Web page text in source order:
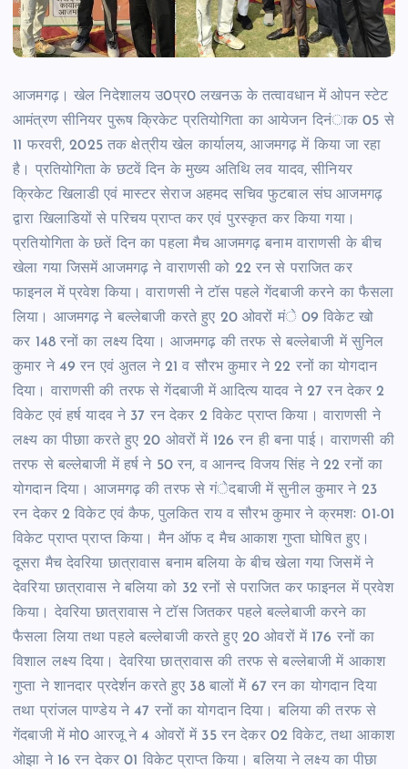
आजमगढ़। खेल निदेशालय उ0प्र0 लखनऊ के तत्वावधान में ओपन स्टेट
आमंत्रण सीनियर पुरूष क्रिकेट प्रतियोगिता का आयेजन दिनंाक 05 से
11 फरवरी, 2025 तक क्षेत्रीय खेल कार्यालय, आजमगढ़ में किया जा रहा
है। प्रतियोगिता के छटवें दिन के मुख्य अतिथि लव यादव, सीनियर
क्रिकेट खिलाडी एवं मास्टर सेराज अहमद सचिव फुटबाल संघ आजमगढ़
द्वारा खिलाडियों से परिचय प्राप्त कर एवं पुरस्कृत कर किया गया।
प्रतियोगिता के छतें दिन का पहला मैच आजमगढ़ बनाम वाराणसी के बीच
खेला गया जिसमें आजमगढ़ ने वाराणसी को 22 रन से पराजित कर
फाइनल में प्रवेश किया। वाराणसी ने टॉस पहले गेंदबाजी करने का फैसला
लिया। आजमगढ़ ने बल्लेबाजी करते हुए 20 ओवरों मंे 09 विकेट खो
कर 148 रनों का लक्ष्य दिया। आजमगढ़ की तरफ से बल्लेबाजी में सुनिल
कुमार ने 49 रन एवं अुतल ने 21 व सौरभ कुमार ने 22 रनों का योगदान
दिया। वाराणसी की तरफ से गेंदबाजी में आदित्य यादव ने 27 रन देकर 2
विकेट एवं हर्ष यादव ने 37 रन देकर 2 विकेट प्राप्त किया। वाराणसी ने
लक्ष्य का पीछाा करते हुए 20 ओवरों में 126 रन ही बना पाई। वाराणसी की
तरफ से बल्लेबाजी में हर्ष ने 50 रन, व आनन्द विजय सिंह ने 22 रनों का
योगदान दिया। आजमगढ़ की तरफ से गंेदबाजी में सुनील कुमार ने 23
रन देकर 2 विकेट एवं कैफ, पुलकित राय व सौरभ कुमार ने क्रमशः 01-01
विकेट प्राप्त प्राप्त किया। मैन ऑफ द मैच आकाश गुप्ता घोषित हुए।
दूसरा मैच देवरिया छात्रावास बनाम बलिया के बीच खेला गया जिसमें ने
देवरिया छात्रावास ने बलिया को 32 रनों से पराजित कर फाइनल में प्रवेश
किया। देवरिया छात्रावास ने टॉस जितकर पहले बल्लेबाजी करने का
फैसला लिया तथा पहले बल्लेबाजी करते हुए 20 ओवरों में 176 रनों का
विशाल लक्ष्य दिया। देवरिया छात्रावास की तरफ से बल्लेबाजी में आकाश
गुप्ता ने शानदार प्रदेर्शन करते हुए 38 बालों मेें 67 रन का योगदान दिया
तथा प्रांजल पाण्डेय ने 47 रनों का योगदान दिया। बलिया की तरफ से
गेंदबाजी में मो0 आरजू ने 4 ओवरों में 35 रन देकर 02 विकेट, तथा आकाश
ओझा ने 16 रन देकर 01 विकेट प्राप्त किया। बलिया ने लक्ष्य का पीछा